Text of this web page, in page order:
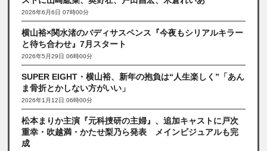
2026年6月6日 07時00分
横山裕×関水渚のバディサスペンス『今夜もシリアルキラー
と待ち合わせ』7月スタート
2026年5月29日 06時00分
SUPER EIGHT・横山裕、新年の抱負は“人生楽しく”「あん
ま骨折とかしない方がいい」
2026年1月12日 06時00分
松本まりか主演『元科捜研の主婦』、追加キャストに戸次
重幸・吹越満・かたせ梨乃ら発表 メインビジュアルも完
成